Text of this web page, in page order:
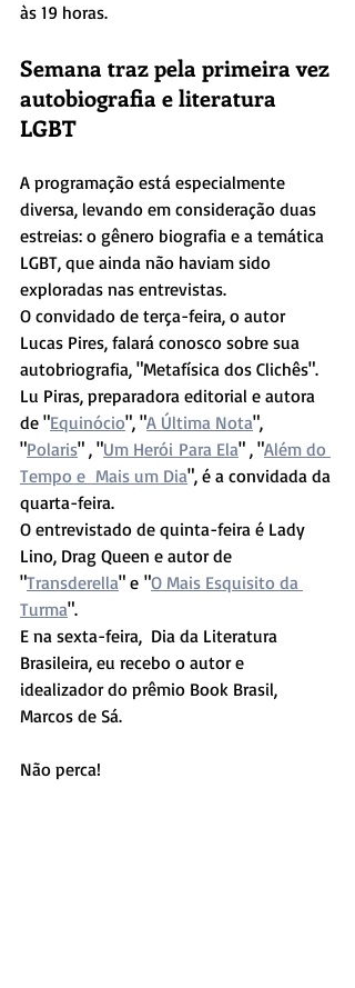
às 19 horas.
Semana traz pela primeira vez
autobiografia e literatura
LGBT
A programação está especialmente
diversa, levando em consideração duas
estreias: o gênero biografia e a temática
LGBT, que ainda não haviam sido
exploradas nas entrevistas.
O convidado de terça-feira, o autor
Lucas Pires, falará conosco sobre sua
autobriografia, "Metafísica dos Clichês".
Lu Piras, preparadora editorial e autora
de "Equinócio", "A Última Nota",
"Polaris" , "Um Herói Para Ela" , "Além do
Tempo e  Mais um Dia", é a convidada da
quarta-feira.
O entrevistado de quinta-feira é Lady
Lino, Drag Queen e autor de
"Transderella" e "O Mais Esquisito da
Turma".
E na sexta-feira,  Dia da Literatura
Brasileira, eu recebo o autor e
idealizador do prêmio Book Brasil,
Marcos de Sá.
Não perca!